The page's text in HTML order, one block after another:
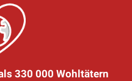
330 000 Wohltätern